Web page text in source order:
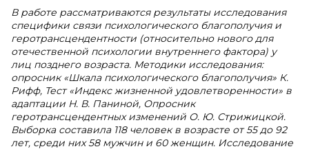
В работе рассматриваются результаты исследования
специфики связи психологического благополучия и
геротрансцендентности (относительно нового для
отечественной психологии внутреннего фактора) у
лиц позднего возраста. Методики исследования:
опросник «Шкала психологического благополучия» К.
Рифф, Тест «Индекс жизненной удовлетворенности» в
адаптации Н. В. Паниной, Опросник
геротрансцендентных изменений О. Ю. Стрижицкой.
Выборка составила 118 человек в возрасте от 55 до 92
лет, среди них 58 мужчин и 60 женщин. Исследование